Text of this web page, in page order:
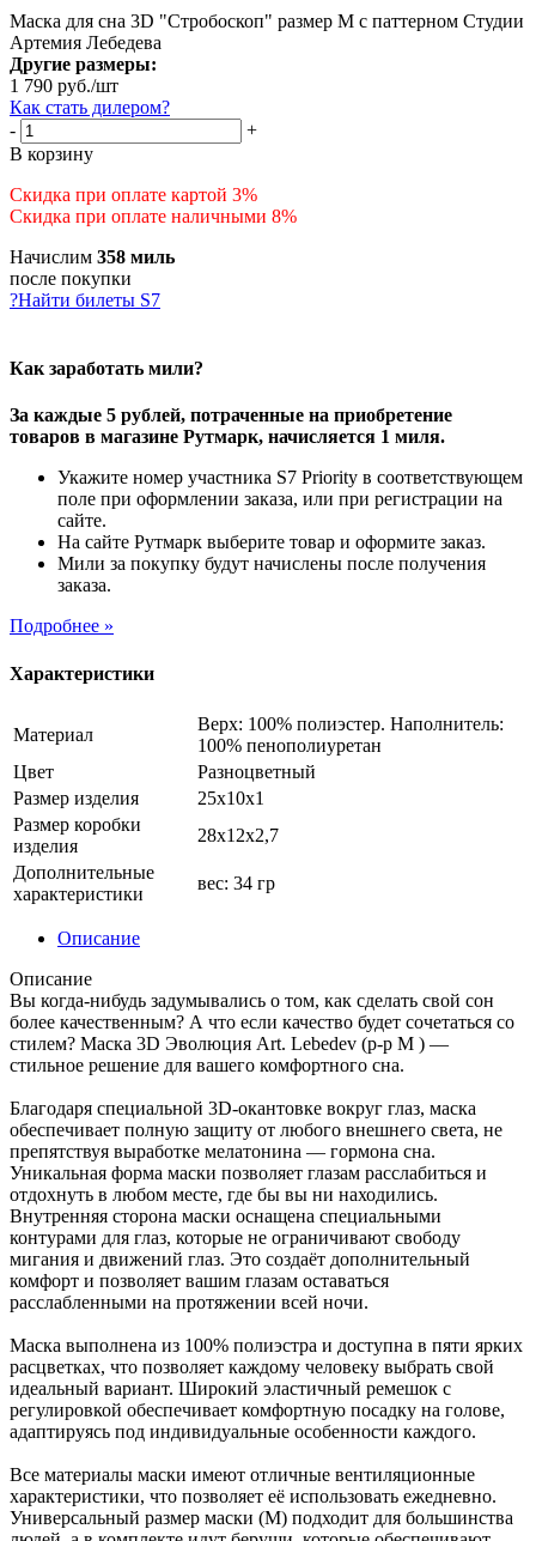
Маска для сна 3D "Стробоскоп" размер М с паттерном Студии
Артемия Лебедева
Другие размеры:
1 790 руб./шт
Как стать дилером?
-
+
В корзину
Скидка при оплате картой 3%
Скидка при оплате наличными 8%
Начислим 358 миль
после покупки
?Найти билеты S7
Как заработать мили?
За каждые 5 рублей, потраченные на приобретение
товаров в магазине Рутмарк, начисляется 1 миля.
Укажите номер участника S7 Priority в соответствующем
поле при оформлении заказа, или при регистрации на
сайте.
На сайте Рутмарк выберите товар и оформите заказ.
Мили за покупку будут начислены после получения
заказа.
Подробнее »
Характеристики
Материал
Верх: 100% полиэстер. Наполнитель:
100% пенополиуретан
Цвет
Разноцветный
Размер изделия
25х10х1
Размер коробки
изделия
28х12х2,7
Дополнительные
характеристики
вес: 34 гр
Описание
Описание
Вы когда-нибудь задумывались о том, как сделать свой сон
более качественным? А что если качество будет сочетаться со
стилем? Маска 3D Эволюция Art. Lebedev (р-р М ) —
стильное решение для вашего комфортного сна.
Благодаря специальной 3D-окантовке вокруг глаз, маска
обеспечивает полную защиту от любого внешнего света, не
препятствуя выработке мелатонина — гормона сна.
Уникальная форма маски позволяет глазам расслабиться и
отдохнуть в любом месте, где бы вы ни находились.
Внутренняя сторона маски оснащена специальными
контурами для глаз, которые не ограничивают свободу
мигания и движений глаз. Это создаёт дополнительный
комфорт и позволяет вашим глазам оставаться
расслабленными на протяжении всей ночи.
Маска выполнена из 100% полиэстра и доступна в пяти ярких
расцветках, что позволяет каждому человеку выбрать свой
идеальный вариант. Широкий эластичный ремешок с
регулировкой обеспечивает комфортную посадку на голове,
адаптируясь под индивидуальные особенности каждого.
Все материалы маски имеют отличные вентиляционные
характеристики, что позволяет её использовать ежедневно.
Универсальный размер маски (M) подходит для большинства